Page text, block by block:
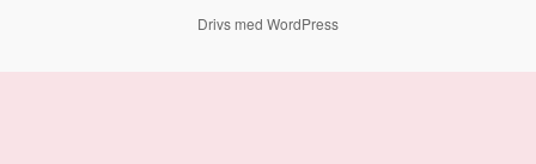
Drivs med WordPress